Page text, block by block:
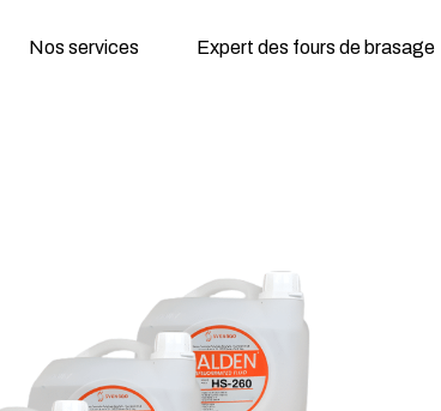
Nos services Expert des fours de brasage